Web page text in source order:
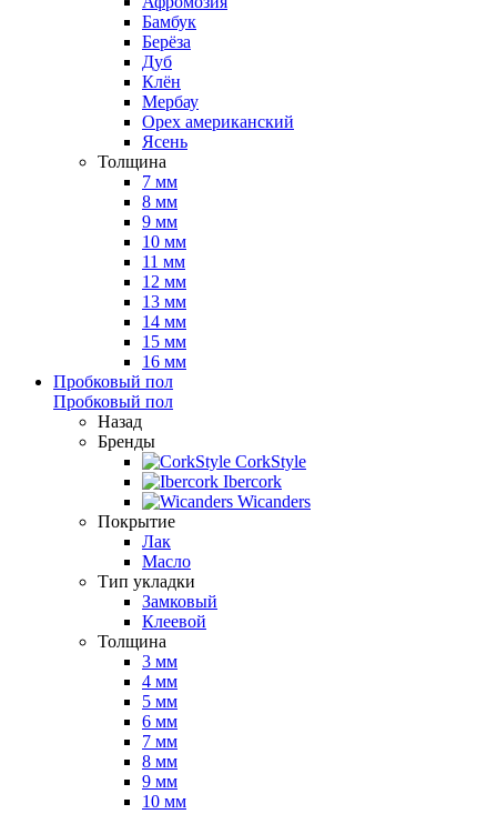
Бамбук
Берёза
Дуб
Клён
Мербау
Орех американский
Ясень
Толщина
7 мм
8 мм
9 мм
10 мм
11 мм
12 мм
13 мм
14 мм
15 мм
16 мм
Пробковый пол
Пробковый пол
Назад
Бренды
CorkStyle
Ibercork
Wicanders
Покрытие
Лак
Масло
Тип укладки
Замковый
Клеевой
Толщина
3 мм
4 мм
5 мм
6 мм
7 мм
8 мм
9 мм
10 мм